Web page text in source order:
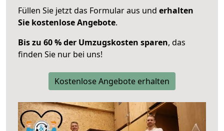
Füllen Sie jetzt das Formular aus und erhalten
Sie kostenlose Angebote.
Bis zu 60 % der Umzugskosten sparen, das
finden Sie nur bei uns!
Kostenlose Angebote erhalten